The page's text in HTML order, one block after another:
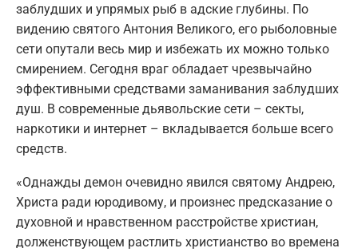
заблудших и упрямых рыб в адские глубины. По
видению святого Антония Великого, его рыболовные
сети опутали весь мир и избежать их можно только
смирением. Сегодня враг обладает чрезвычайно
эффективными средствами заманивания заблудших
душ. В современные дьявольские сети – секты,
наркотики и интернет – вкладывается больше всего
средств.
«Однажды демон очевидно явился святому Андрею,
Христа ради юродивому, и произнес предсказание о
духовной и нравственном расстройстве христиан,
долженствующем растлить христианство во времена